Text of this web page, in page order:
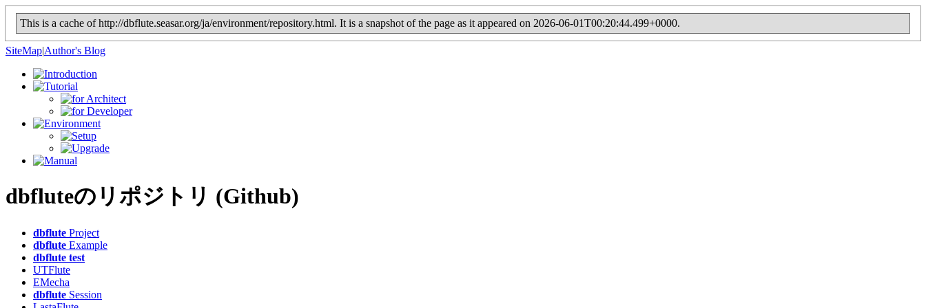
This is a cache of http://dbflute.seasar.org/ja/environment/repository.html. It is a snapshot of the page as it appeared on 2026-06-01T00:20:44.499+0000.
SiteMap|Author's Blog
dbfluteのリポジトリ (Github)
dbflute Project
dbflute Example
dbflute test
UTFlute
EMecha
dbflute Session